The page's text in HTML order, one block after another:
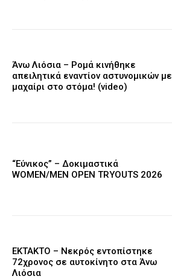
Άνω Λιόσια – Ρομά κινήθηκε
απειλητικά εναντίον αστυνομικών με
μαχαίρι στο στόμα! (video)
“Εύνικος” – Δοκιμαστικά
WOMEN/MEN OPEN TRYOUTS 2026
EKTAKTO – Νεκρός εντοπίστηκε
72χρονος σε αυτοκίνητο στα Άνω
Λιόσια